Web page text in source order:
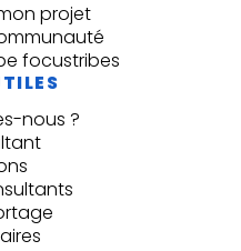
projet
focustribes
nous ?